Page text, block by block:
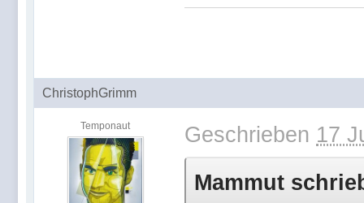
ChristophGrimm
Temponaut Geschrieben 17
Mammut